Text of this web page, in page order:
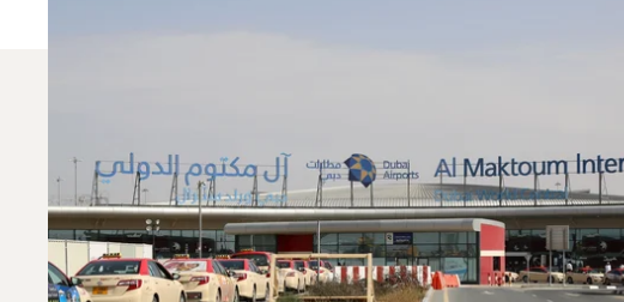
¿Qué Jets Privados Se
En 2025, el Phenom 300, el Falcon 2000LX y el Global
de aviación privada puede ayudarle a elegir el avión